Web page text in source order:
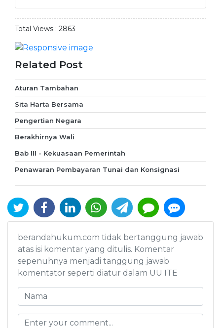
Total Views : 2863
Related Post
Aturan Tambahan
Sita Harta Bersama
Pengertian Negara
Berakhirnya Wali
Bab III - Kekuasaan Pemerintah
Penawaran Pembayaran Tunai dan Konsignasi
berandahukum.com tidak bertanggung jawab
atas isi komentar yang ditulis. Komentar
sepenuhnya menjadi tanggung jawab
komentator seperti diatur dalam UU ITE